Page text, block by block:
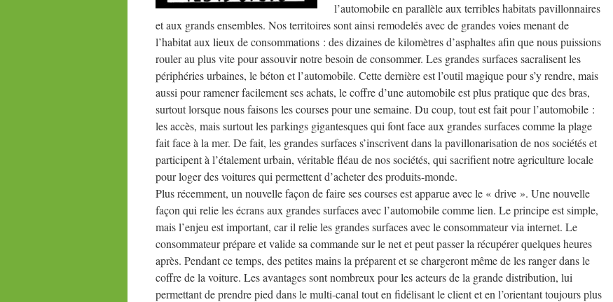
l’automobile en parallèle aux terribles habitats pavillonnaires
et aux grands ensembles. Nos territoires sont ainsi remodelés avec de grandes voies menant de
l’habitat aux lieux de consommations : des dizaines de kilomètres d’asphaltes afin que nous puissions
rouler au plus vite pour assouvir notre besoin de consommer. Les grandes surfaces sacralisent les
périphéries urbaines, le béton et l’automobile. Cette dernière est l’outil magique pour s’y rendre, mais
aussi pour ramener facilement ses achats, le coffre d’une automobile est plus pratique que des bras,
surtout lorsque nous faisons les courses pour une semaine. Du coup, tout est fait pour l’automobile :
les accès, mais surtout les parkings gigantesques qui font face aux grandes surfaces comme la plage
fait face à la mer. De fait, les grandes surfaces s’inscrivent dans la pavillonarisation de nos sociétés et
participent à l’étalement urbain, véritable fléau de nos sociétés, qui sacrifient notre agriculture locale
pour loger des voitures qui permettent d’acheter des produits-monde.
Plus récemment, un nouvelle façon de faire ses courses est apparue avec le « drive ». Une nouvelle
façon qui relie les écrans aux grandes surfaces avec l’automobile comme lien. Le principe est simple,
mais l’enjeu est important, car il relie les grandes surfaces avec le consommateur via internet. Le
consommateur prépare et valide sa commande sur le net et peut passer la récupérer quelques heures
après. Pendant ce temps, des petites mains la préparent et se chargeront même de les ranger dans le
coffre de la voiture. Les avantages sont nombreux pour les acteurs de la grande distribution, lui
permettant de prendre pied dans le multi-canal tout en fidélisant le client et en l’orientant toujours plus